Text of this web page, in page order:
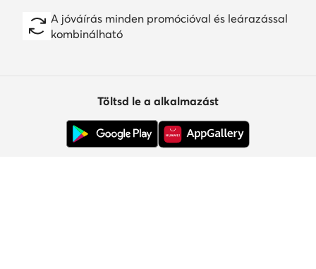
A jóváírás minden promócióval és leárazással
kombinálható
Töltsd le a alkalmazást